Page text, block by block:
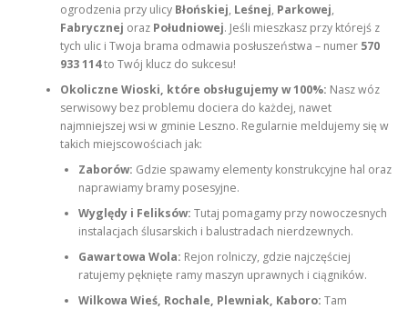
ogrodzenia przy ulicy Błońskiej, Leśnej, Parkowej,
Fabrycznej oraz Południowej. Jeśli mieszkasz przy którejś z
tych ulic i Twoja brama odmawia posłuszeństwa – numer 570
933 114to Twój klucz do sukcesu!
Okoliczne Wioski, które obsługujemy w 100%: Nasz wóz
serwisowy bez problemu dociera do każdej, nawet
najmniejszej wsi w gminie Leszno. Regularnie meldujemy się w
takich miejscowościach jak:
Zaborów: Gdzie spawamy elementy konstrukcyjne hal oraz
naprawiamy bramy posesyjne.
Wyględy i Feliksów: Tutaj pomagamy przy nowoczesnych
instalacjach ślusarskich i balustradach nierdzewnych.
Gawartowa Wola: Rejon rolniczy, gdzie najczęściej
ratujemy pęknięte ramy maszyn uprawnych i ciągników.
Wilkowa Wieś, Rochale, Plewniak, Kaboro: Tam